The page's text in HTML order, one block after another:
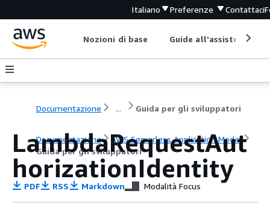
Italiano Preferenze Contattaci
Nozioni di base Guide all'assistenza
Documentazione ... Guida per gli sviluppatori
Documentazione
AWS Serverless Application Model
Guida per gli sviluppatori
LambdaRequestAut
horizationIdentity
PDF RSS Markdown Modalità Focus